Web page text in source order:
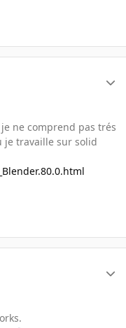
ne comprend pas trés
je travaille sur solid